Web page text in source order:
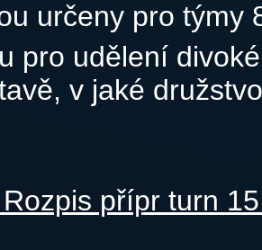
určeny pro týmy
pro udělení
v jaké
Rozpis přípr turn